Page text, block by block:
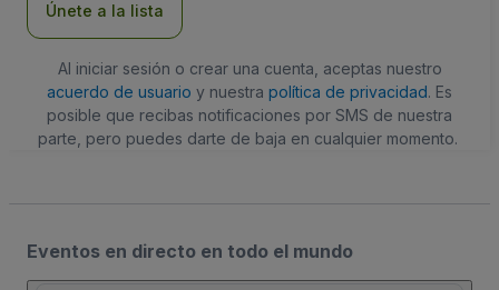
Únete a la lista
Al iniciar sesión o crear una cuenta, aceptas nuestro
acuerdo de usuario y nuestra política de privacidad. Es
posible que recibas notificaciones por SMS de nuestra
parte, pero puedes darte de baja en cualquier momento.
Eventos en directo en todo el mundo